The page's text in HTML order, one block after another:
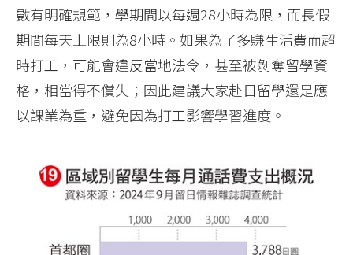
數有明確規範，學期間以每週28小時為限，而長假
期間每天上限則為8小時。如果為了多賺生活費而超
時打工，可能會違反當地法令，甚至被剝奪留學資
格，相當得不償失；因此建議大家赴日留學還是應
以課業為重，避免因為打工影響學習進度。